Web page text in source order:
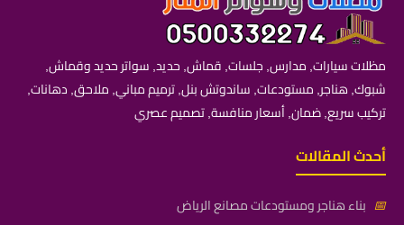
مظلات سيارات, مدارس, جلسات, قماش, حديد, سواتر حديد وقماش,
شبوك, هناجر, مستودعات, ساندوتش بنل, ترميم مباني, ملاحق, دهانات,
تركيب سريع, ضمان, أسعار منافسة, تصميم عصري
أحدث المقالات
📅 بناء هناجر ومستودعات مصانع الرياض